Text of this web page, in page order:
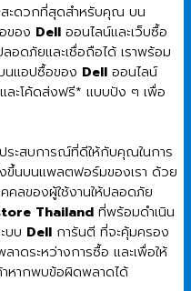
สะดวกที่สุดสำหรับคุณ บน
ของ Dell ออนไลน์และเว็บซื้อ
อดภัยและเชื่อถือได้ เราพร้อม
นแอปซื้อของ Dell ออนไลน์
ละโค้ดส่งฟรี* แบบปัง ๆ เพื่อ
ระสบการณ์ที่ดีให้กับคุณในการ
ขึ้นบนแพลตฟอร์มของเรา ด้วย
ลของผู้ใช้งานให้ปลอดภัย
Thailand ที่พร้อมดำเนิน
บบ Dell การันตี ที่จะคุ้มครอง
ดระหว่างการซื้อ และเพื่อให้
หากพบข้อผิดพลาดได้